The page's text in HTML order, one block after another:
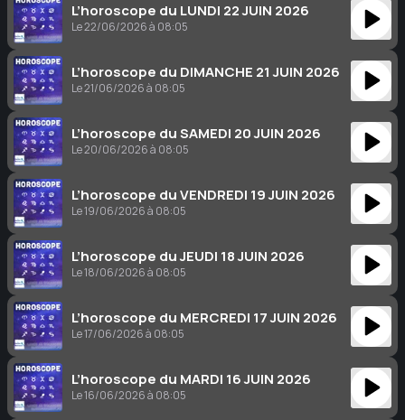
L’horoscope du LUNDI 22 JUIN 2026
Le 22/06/2026 à 08:05
L’horoscope du DIMANCHE 21 JUIN 2026
Le 21/06/2026 à 08:05
L’horoscope du SAMEDI 20 JUIN 2026
Le 20/06/2026 à 08:05
L’horoscope du VENDREDI 19 JUIN 2026
Le 19/06/2026 à 08:05
L’horoscope du JEUDI 18 JUIN 2026
Le 18/06/2026 à 08:05
L’horoscope du MERCREDI 17 JUIN 2026
Le 17/06/2026 à 08:05
L’horoscope du MARDI 16 JUIN 2026
Le 16/06/2026 à 08:05